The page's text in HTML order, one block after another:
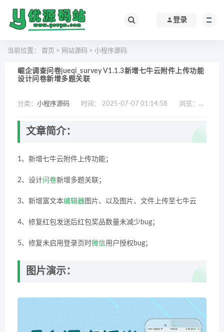
登录
当前位置： 首页 > 网站源码 > 小程序源码
崛企调查问卷jueqi_survey V1.1.3新增七牛云附件上传功能
设计问卷新增多题关联
分类： 小程序源码 时间： 2025-07-07 01:14:58 浏览： 775
文章简介：
1、新增七牛云附件上传功能；
2、设计问卷新增多题关联；
3、新增富文本编辑器图片、以及图片、文件上传至七牛云
4、修复红包发送后红包奖品数量未减少bug；
5、修复未启用登录页时微信用户授权bug；
图片演示：